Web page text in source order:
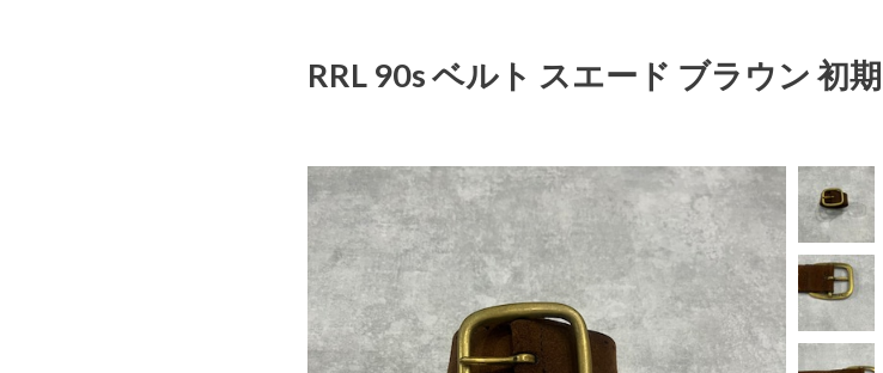
RRL 90s ベルト スエード ブラウン 初期